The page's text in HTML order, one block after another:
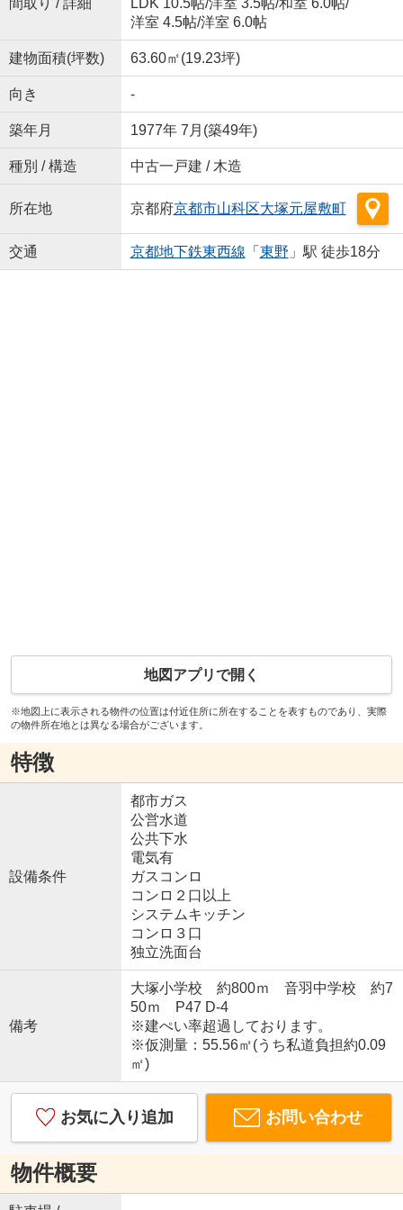
間取り / 詳細 LDK 10.5帖/洋室 3.5帖/和室 6.0帖/
洋室 4.5帖/洋室 6.0帖
建物面積(坪数) 63.60㎡(19.23坪)
向き -
築年月 1977年 7月(築49年)
種別 / 構造 中古一戸建 / 木造
所在地 京都府京都市山科区大塚元屋敷町
交通 京都地下鉄東西線 「 東野 」駅 徒歩18分
地図アプリで開く
※地図上に表示される物件の位置は付近住所に所在することを表すものであり、実際
の物件所在地とは異なる場合がございます。
特徴
設備条件
都市ガス
公営水道
公共下水
電気有
ガスコンロ
コンロ２口以上
システムキッチン
コンロ３口
独立洗面台
備考
大塚小学校 約800ｍ 音羽中学校 約7
50ｍ P47 D-4
※建ぺい率超過しております。
※仮測量：55.56㎡(うち私道負担約0.09
㎡)
お気に入り追加 お問い合わせ
物件概要